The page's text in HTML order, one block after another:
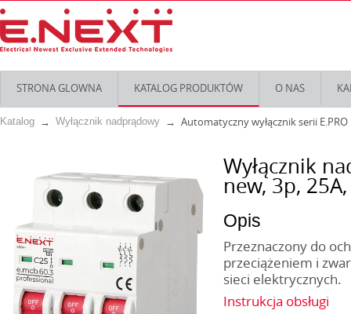
STRONA GLOWNA KATALOG PRODUKTÓW O NAS
Katalog Wyłącznik nadprądowy Automatyczny wyłącznik serii E.PRO
Wyłącznik
new, 3р,
Opis
Przeznaczony do
przeciążeniem i
sieci elektrycznych.
Instrukcja obsługi